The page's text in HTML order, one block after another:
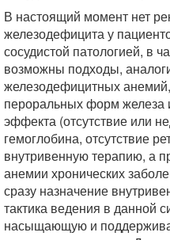
В настоящий момент нет
железодефицита у
сосудистой патологией, в
возможны подходы,
железодефицитных
пероральных форм железа
эффекта (отсутствие или
гемоглобина, отсутствие
внутривенную терапию, а
анемии хронических
сразу назначение
тактика ведения в данной
насыщающую и